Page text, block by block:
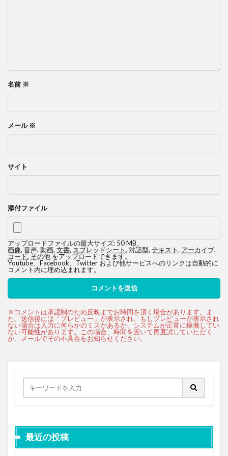
名前 ※
メール ※
サイト
添付ファイル
アップロードファイルの最大サイズ: 50 MB。
画像, 音声, 動画, 文書, スプレッドシート, 対話型, テキスト, アーカイブ,
コード,その他をアップロードできます。
Youtube、Facebook、Twitter および他サービスへのリンクは自動的に
コメント内に埋め込まれます。
最近の投稿